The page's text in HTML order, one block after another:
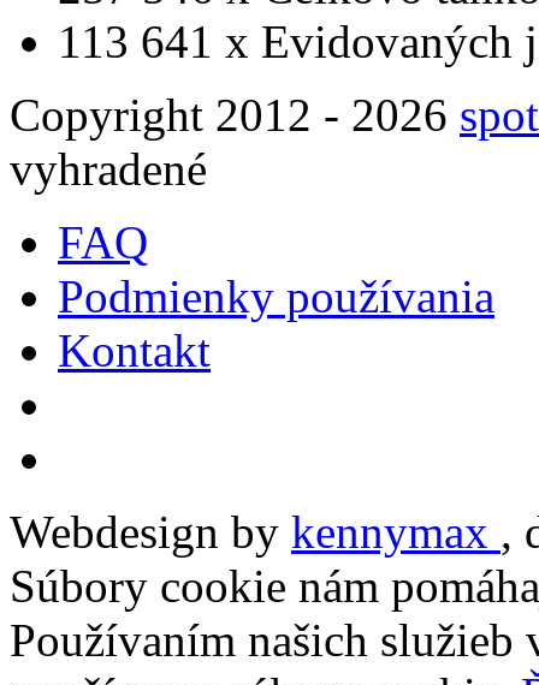
113 641 x Evidovaných
Copyright 2012 - 2026
vyhradené
FAQ
Podmienky používania
Kontakt
Webdesign by kennymax ,
Súbory cookie nám
Používaním našich služieb